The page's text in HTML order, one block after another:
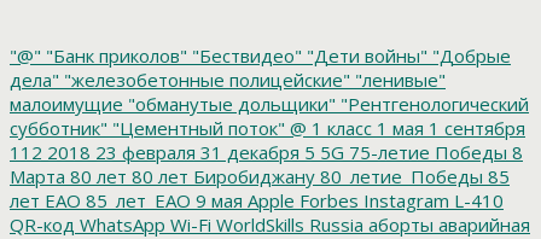
"@" "Банк приколов" "Бествидео" "Дети войны" "Добрые
дела" "железобетонные полицейские" "ленивые"
малоимущие "обманутые дольщики" "Рентгенологический
субботник" "Цементный поток" @ 1 класс 1 мая 1 сентября
112 2018 23 февраля 31 декабря 5 5G 75-летие Победы 8
Марта 80 лет 80 лет Биробиджану 80_летие_Победы 85
лет ЕАО 85_лет_ЕАО 9 мая Apple Forbes Instagram L-410
QR-код WhatsApp Wi-Fi WorldSkills Russia аборты аварийная